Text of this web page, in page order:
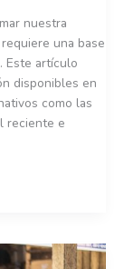
nuestra
una base
Este artículo
disponibles en
como las
reciente e